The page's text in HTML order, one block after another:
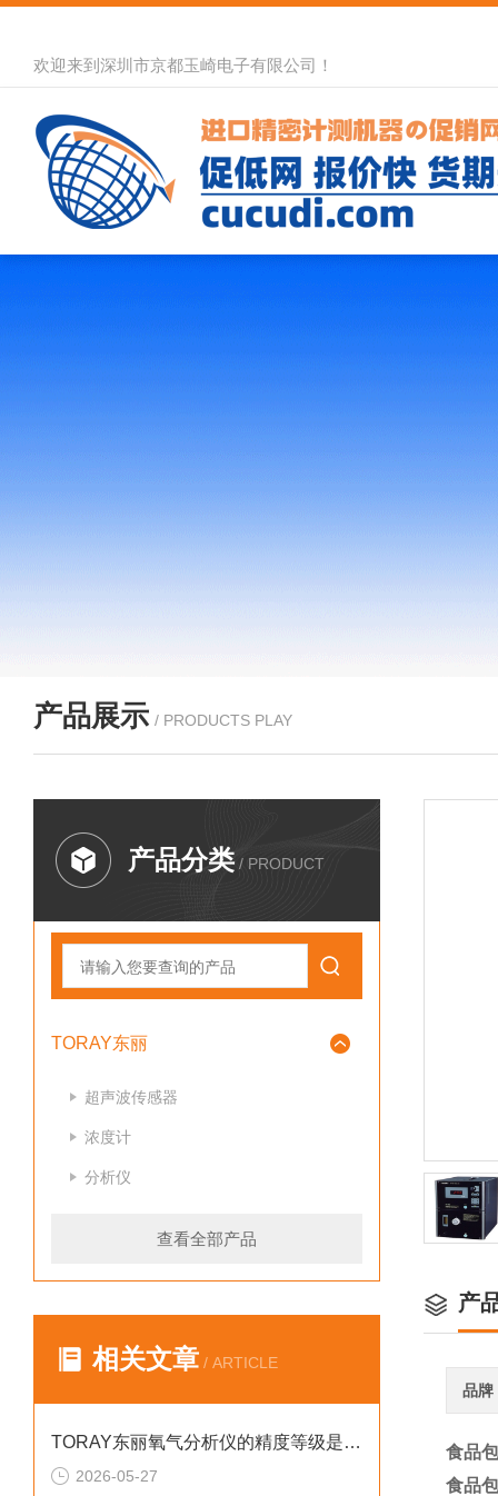
欢迎来到深圳市京都玉崎电子有限公司！
产品展示 / PRODUCTS PLAY
产品分类 / PRODUCT
TORAY东丽
超声波传感器
浓度计
分析仪
查看全部产品
相关文章 / ARTICLE
TORAY东丽氧气分析仪的精度等级是如何划分的
2026-05-27
产
品牌
食品
食品